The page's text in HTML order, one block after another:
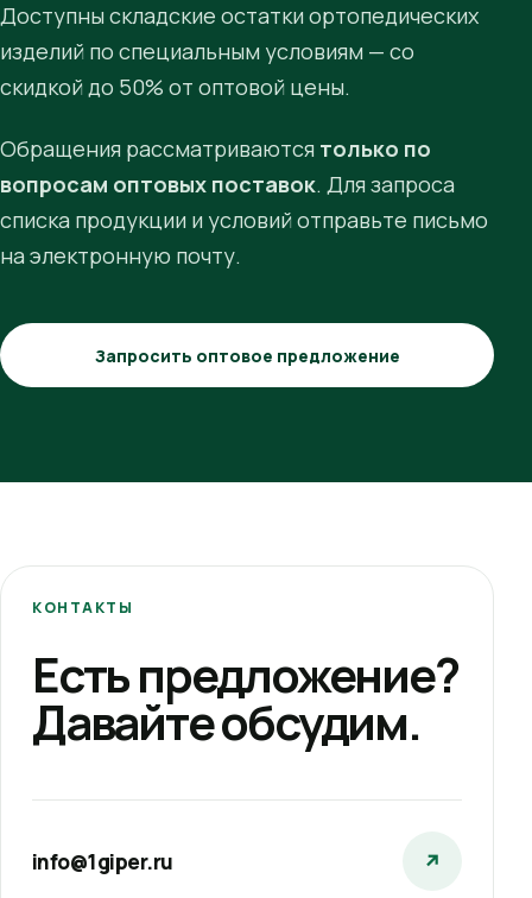
Доступны складские остатки ортопедических
изделий по специальным условиям — со
скидкой до 50% от оптовой цены.
Обращения рассматриваются только по
вопросам оптовых поставок. Для запроса
списка продукции и условий отправьте письмо
на электронную почту.
Запросить оптовое предложение
КОНТАКТЫ
Есть предложение?
Давайте обсудим.
info@1giper.ru ↗